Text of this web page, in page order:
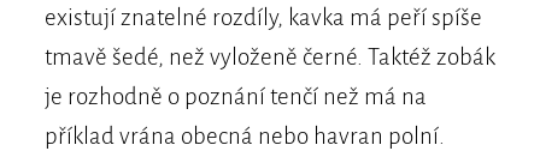
existují znatelné rozdíly, kavka má peří spíše
tmavě šedé, než vyloženě černé. Taktéž zobák
je rozhodně o poznání tenčí než má na
příklad vrána obecná nebo havran polní.